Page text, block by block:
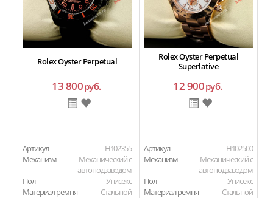
Rolex Oyster Perpetual
13 800руб.
Артикул
H102355
Механизм
Механический с
автоподзаводом
Пол
Унисекс
Материал ремня
Стальной
Rolex Oyster Perpetual
Superlative
12 900руб.
Артикул
H102500
Механизм
Механический с
автоподзаводом
Пол
Унисекс
Материал ремня
Стальной